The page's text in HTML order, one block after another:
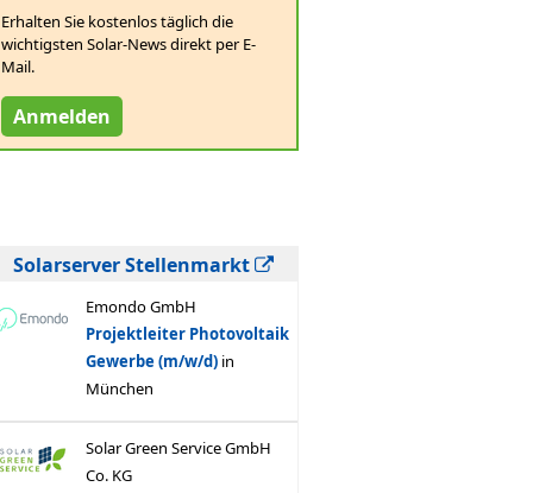
Erhalten Sie kostenlos täglich die
wichtigsten Solar-News direkt per E-
Mail.
Anmelden
Solarserver Stellenmarkt